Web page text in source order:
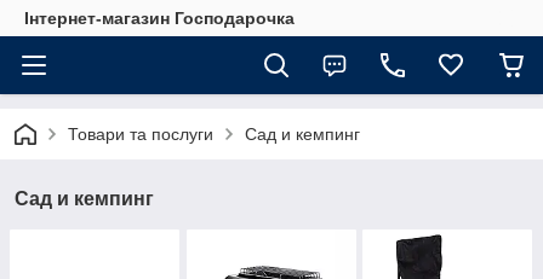
Інтернет-магазин Господарочка
Товари та послуги Сад и кемпинг
Сад и кемпинг